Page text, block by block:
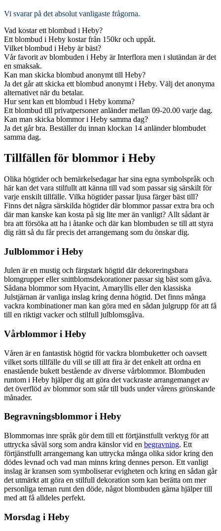
Vi svarar på det absolut vanligaste frågorna.
Vad kostar ett blombud i Heby?
Ett blombud i Heby kostar från 150kr och uppåt.
Vilket blombud i Heby är bäst?
Vår favorit av blombuden i Heby är Interflora men i slutändan är det
en smaksak.
Kan man skicka blombud anonymt till Heby?
Ja det går att skicka ett blombud anonymt i Heby. Välj det anonyma
alternativet när du betalar.
Hur sent kan ett blombud i Heby komma?
Ett blombud till privatpersoner anländer mellan 09-20.00 varje dag.
Kan man skicka blommor i Heby samma dag?
Ja det går bra. Beställer du innan klockan 14 anländer blombudet
samma dag.
Tillfällen för blommor i Heby
Olika högtider och bemärkelsedagar har sina egna symbolspråk och
här kan det vara stilfullt att känna till vad som passar sig särskilt för
varje enskilt tillfälle. Vilka högtider passar ljusa färger bäst till?
Finns det några särskilda högtider där blommor passar extra bra och
där man kanske kan kosta på sig lite mer än vanligt? Allt sådant är
bra att försöka att ha i åtanke och där kan blombuden se till att styra
dig rätt så du får precis det arrangemang som du önskar dig.
Julblommor i Heby
Julen är en mustig och färgstark högtid där dekoreringsbara
blomgrupper eller snittblomsdekorationer passar sig bäst som gåva.
Sådana blommor som Hyacint, Amaryllis eller den klassiska
Julstjärnan är vanliga inslag kring denna högtid. Det finns många
vackra kombinationer man kan göra med en sådan julgrupp för att få
till en riktigt vacker och stilfull julblomsgåva.
Vårblommor i Heby
Våren är en fantastisk högtid för vackra blombuketter och oavsett
vilket sorts tillfälle du vill se till att fira är det enkelt att ordna en
enastående bukett bestående av diverse vårblommor. Blombuden
runtom i Heby hjälper dig att göra det vackraste arrangemanget av
det överflöd av blommor som står till buds under vårens grönskande
månader.
Begravningsblommor i Heby
Blommornas inre språk gör dem till ett förtjänstfullt verktyg för att
uttrycka såväl sorg som andra känslor vid en begravning. Ett
förtjänstfullt arrangemang kan uttrycka många olika sidor kring den
dödes levnad och vad man minns kring dennes person. Ett vanligt
inslag är kransen som symboliserar evigheten och kring en sådan går
det utmärkt att göra en stilfull dekoration som kan berätta om mer
personliga teman runt den döde, något blombuden gärna hjälper till
med att få alldeles perfekt.
Morsdag i Heby